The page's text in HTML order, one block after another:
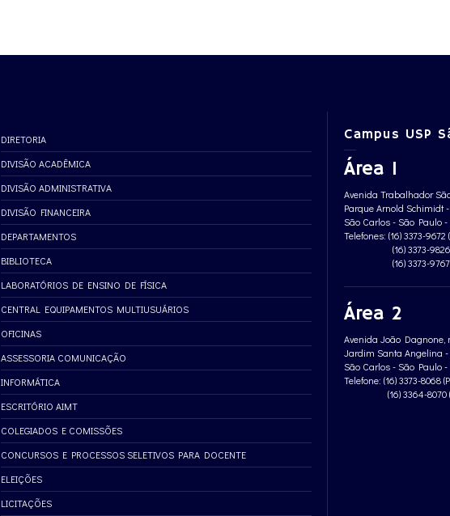
DIRETORIA
DIVISÃO ACADÊMICA
DIVISÃO ADMINISTRATIVA
DIVISÃO FINANCEIRA
DEPARTAMENTOS
BIBLIOTECA
LABORATÓRIOS DE ENSINO DE FÍSICA
CENTRAL EQUIPAMENTOS MULTIUSUÁRIOS
OFICINAS
ASSESSORIA COMUNICAÇÃO
INFORMÁTICA
ESCRITÓRIO AIMT
COLEGIADOS E COMISSÕES
CONCURSOS E PROCESSOS SELETIVOS PARA DOCENTE
ELEIÇÕES
LICITAÇÕES
Campus USP
Área 1
Avenida Trabalhador
Parque Arnold Schimidt
São Carlos - São Paulo
Telefones: (16) 3373-
(16) 3373-9826
(16) 3373-9767
Área 2
Avenida João Dagnone,
Jardim Santa Angelina -
São Carlos - São Paulo
Telefone: (16) 3373-8068
(16) 3364-8070